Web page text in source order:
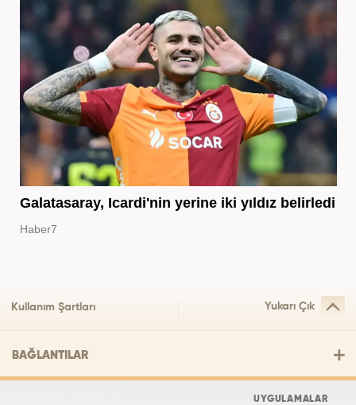
Galatasaray, Icardi'nin yerine iki yıldız belirledi
Haber7
Kullanım Şartları Yukarı Çık
BAĞLANTILAR
UYGULAMALAR